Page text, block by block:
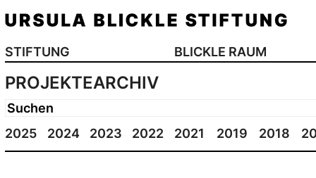
STIFTUNG BLICKLE RAUM
PROJEKTEARCHIV
2025 2024 2023 2022 2021 2019 2018